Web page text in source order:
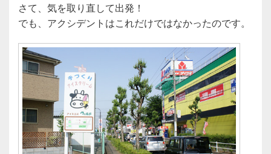
さて、気を取り直して出発！
でも、アクシデントはこれだけではなかったのです。